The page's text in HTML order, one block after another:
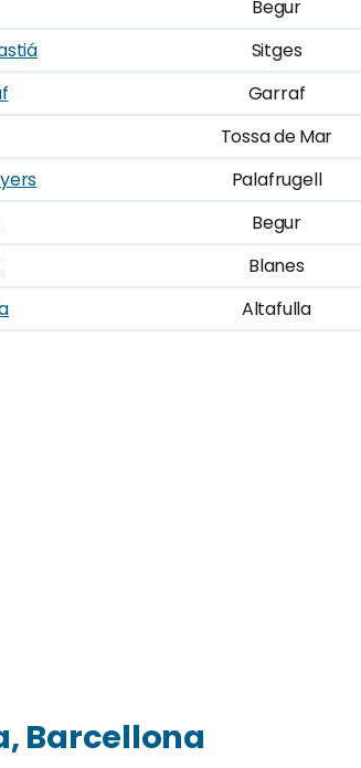
Begur
Sitges
Garraf
Tossa de Mar
Palafrugell
Begur
Blanes
Altafulla
Barcellona